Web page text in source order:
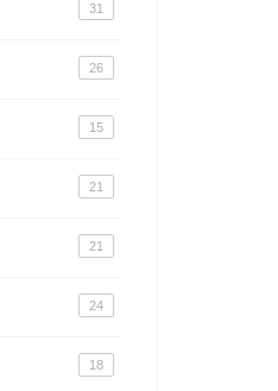
31
26
15
21
21
24
18